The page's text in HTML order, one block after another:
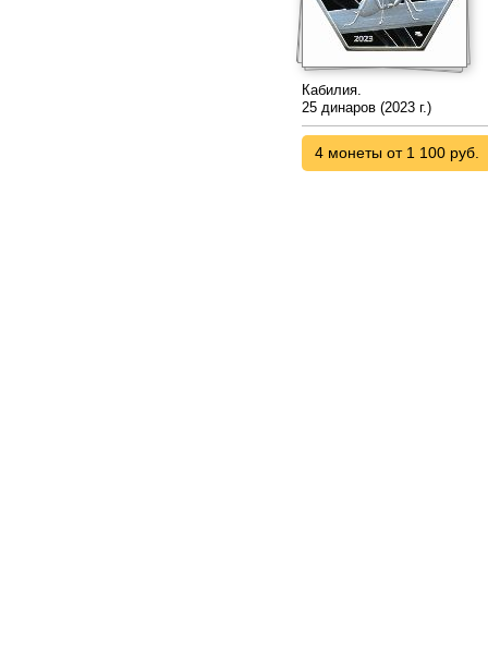
Кабилия.
25 динаров (2023 г.)
4 монеты от 1 100 руб.